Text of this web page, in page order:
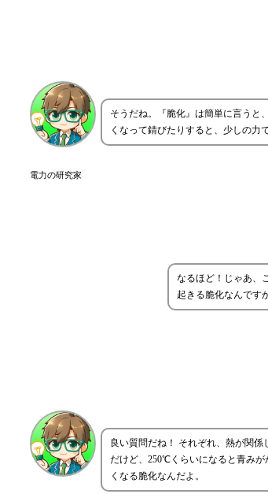
電力の研究家
そうだね。『脆化』は簡単に言うと
くなって錆びたりすると、少しの力
なるほど！じゃあ、
起きる脆化なんです
良い質問だね！ それぞれ、熱が関
だけど、250℃くらいになると青み
くなる脆化なんだよ。